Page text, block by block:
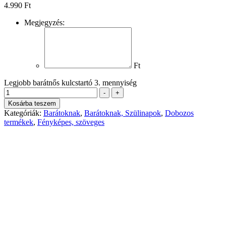
4.990 Ft
Megjegyzés:
Ft
Legjobb barátnős kulcstartó 3. mennyiség
-
+
Kosárba teszem
Kategóriák: Barátoknak, Barátoknak, Szülinapok, Dobozos
termékek, Fényképes, szöveges